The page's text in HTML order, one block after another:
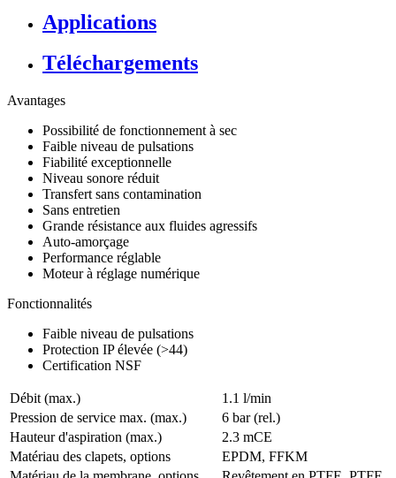
Applications
Téléchargements
Avantages
Possibilité de fonctionnement à sec
Faible niveau de pulsations
Fiabilité exceptionnelle
Niveau sonore réduit
Transfert sans contamination
Sans entretien
Grande résistance aux fluides agressifs
Auto-amorçage
Performance réglable
Moteur à réglage numérique
Fonctionnalités
Faible niveau de pulsations
Protection IP élevée (>44)
Certification NSF
Débit (max.)
1.1 l/min
Pression de service max. (max.)
6 bar (rel.)
Hauteur d'aspiration (max.)
2.3 mCE
Matériau des clapets, options
EPDM, FFKM